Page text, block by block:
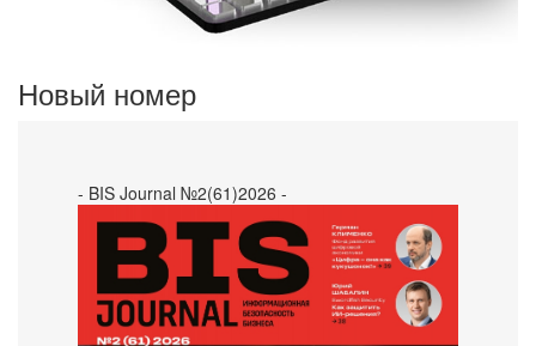
Новый номер
- BIS Journal №2(61)2026 -